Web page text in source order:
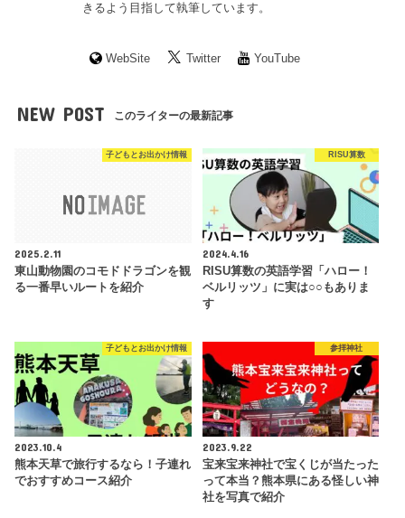
きるよう目指して執筆しています。
WebSite Twitter YouTube
NEW POST このライターの最新記事
子どもとお出かけ情報
2025.2.11
東山動物園のコモドドラゴンを観
る一番早いルートを紹介
RISU算数
2024.4.16
RISU算数の英語学習「ハロー！
ベルリッツ」に実は○○もありま
す
子どもとお出かけ情報
2023.10.4
熊本天草で旅行するなら！子連れ
でおすすめコース紹介
参拝神社
2023.9.22
宝来宝来神社で宝くじが当たった
って本当？熊本県にある怪しい神
社を写真で紹介